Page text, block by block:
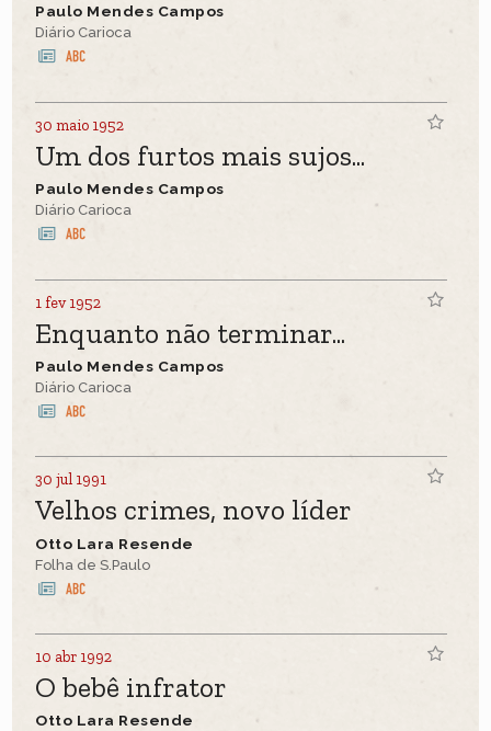
Paulo Mendes Campos
Diário Carioca
30 maio 1952
Um dos furtos mais sujos...
Paulo Mendes Campos
Diário Carioca
1 fev 1952
Enquanto não terminar...
Paulo Mendes Campos
Diário Carioca
30 jul 1991
Velhos crimes, novo líder
Otto Lara Resende
Folha de S.Paulo
10 abr 1992
O bebê infrator
Otto Lara Resende